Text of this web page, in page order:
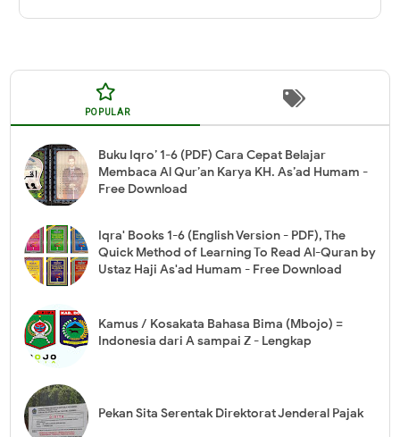
POPULAR
Buku Iqro’ 1-6 (PDF) Cara Cepat Belajar
Membaca Al Qur’an Karya KH. As’ad Humam -
Free Download
Iqra' Books 1-6 (English Version - PDF), The
Quick Method of Learning To Read Al-Quran by
Ustaz Haji As'ad Humam - Free Download
Kamus / Kosakata Bahasa Bima (Mbojo) =
Indonesia dari A sampai Z - Lengkap
Pekan Sita Serentak Direktorat Jenderal Pajak